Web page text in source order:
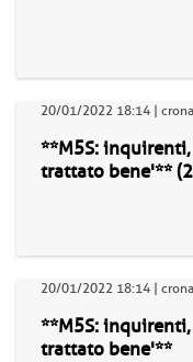
20/01/2022 18:14 |
**M5S:
trattato bene'**
20/01/2022 18:14 |
**M5S:
trattato bene'**